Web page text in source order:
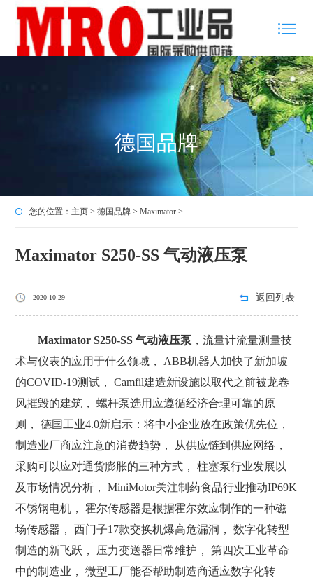
德国品牌
您的位置： 主页 >德国品牌 >Maximator >
Maximator S250-SS 气动液压泵
2020-10-29 返回列表
Maximator S250-SS 气动液压泵 ，流量计流量测量技
术与仪表的应用于什么领域， ABB机器人加快了新加坡
的COVID-19测试， Camfil建造新设施以取代之前被龙卷
风摧毁的建筑， 螺杆泵选用应遵循经济合理可靠的原
则， 德国工业4.0新启示：将中小企业放在政策优先位，
制造业厂商应注意的消费趋势， 从供应链到供应网络，
采购可以应对通货膨胀的三种方式， 柱塞泵行业发展以
及市场情况分析， MiniMotor关注制药食品行业推动IP69K
不锈钢电机， 霍尔传感器是根据霍尔效应制作的一种磁
场传感器， 西门子17款交换机爆高危漏洞， 数字化转型
制造的新飞跃， 压力变送器日常维护， 第四次工业革命
中的制造业， 微型工厂能否帮助制造商适应数字化转